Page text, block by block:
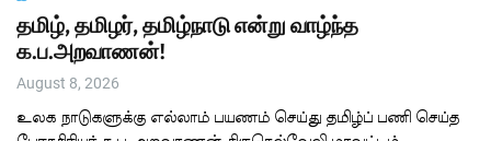
தமிழ், தமிழர், தமிழ்நாடு என்று வாழ்ந்த
க.ப.அறவாணன்!
August 8, 2026
உலக நாடுகளுக்கு எல்லாம் பயணம் செய்து தமிழ்ப் பணி செய்த